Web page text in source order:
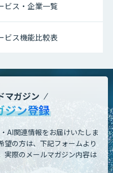
ビス・企業一覧
ビス機能比較表
マガジン
ジン登録
AI関連情報をお届けいたしま
望の方は、下記フォームより
実際のメールマガジン内容は